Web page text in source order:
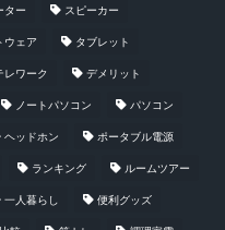
ター スピーカー
ウェア タブレット
レワーク デメリット
ノートパソコン パソコン
ヘッドホン ポータブル電源
ランキング ルームツアー
一人暮らし 便利グッズ